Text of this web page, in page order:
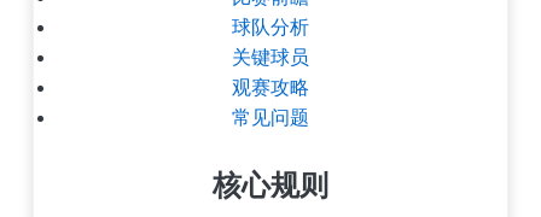
球队分析
关键球员
观赛攻略
常见问题
核心规则